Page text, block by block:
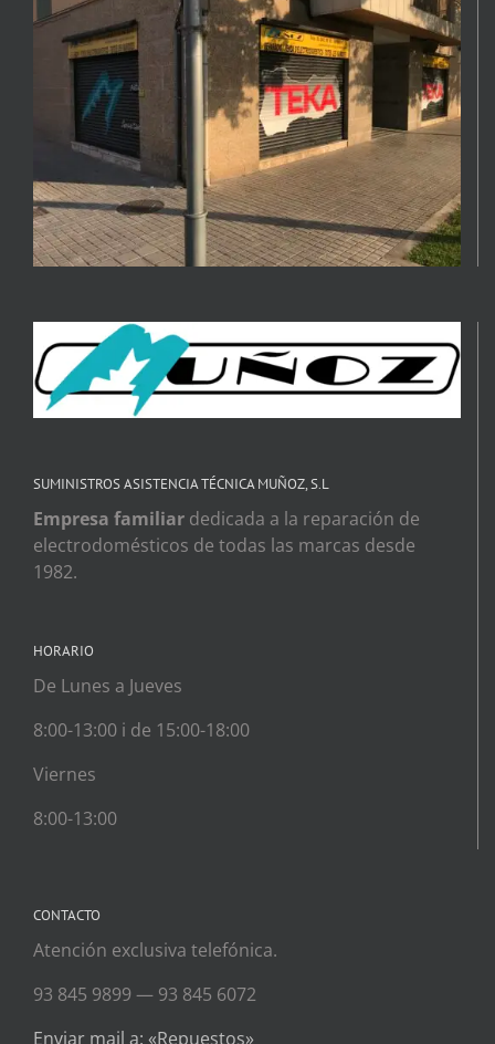
SUMINISTROS ASISTENCIA TÉCNICA MUÑOZ, S.L
Empresa familiar dedicada a la reparación de
electrodomésticos de todas las marcas desde
1982.
HORARIO
De Lunes a Jueves
8:00-13:00 i de 15:00-18:00
Viernes
8:00-13:00
CONTACTO
Atención exclusiva telefónica.
93 845 9899 — 93 845 6072
Enviar mail a: «Repuestos»